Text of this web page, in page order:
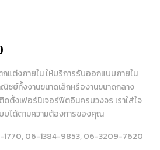
แต่งภายใน ให้บริการรับออกแบบภายใน
ชย์ทั้งงานขนาดเล็กหรืองานขนาดกลาง
ตั้งเฟอร์นิเจอร์ฟิตอินครบวงจร เราใส่ใจ
บได้ตามความต้องการของคุณ
, 06-1384-9853, 06-3209-7620